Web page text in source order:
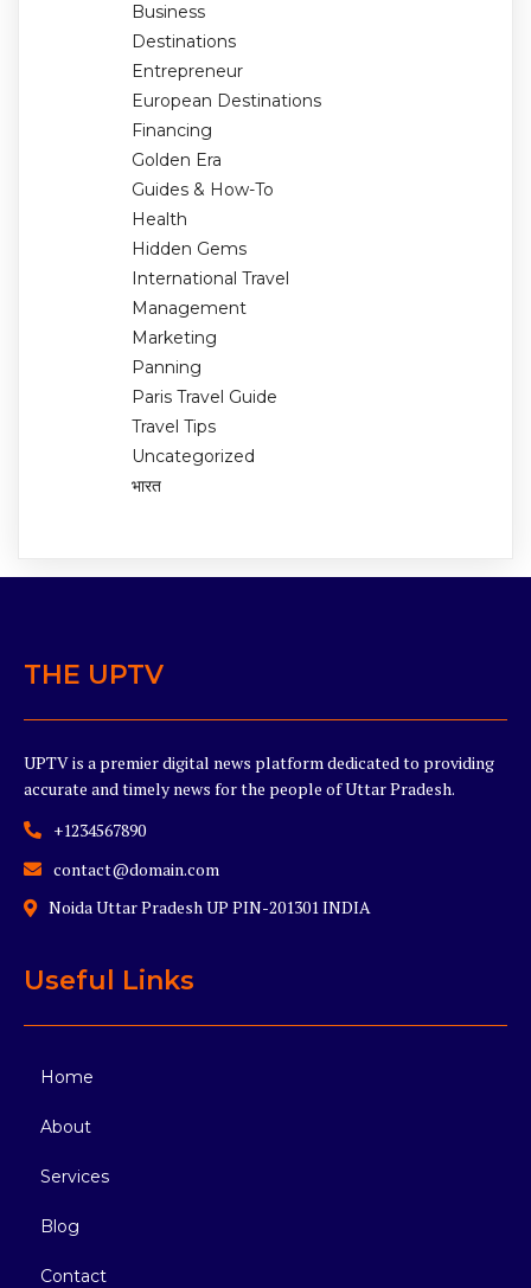
Business
Destinations
Entrepreneur
European Destinations
Financing
Golden Era
Guides & How-To
Health
Hidden Gems
International Travel
Management
Marketing
Panning
Paris Travel Guide
Travel Tips
Uncategorized
भारत
THE UPTV
UPTV is a premier digital news platform dedicated to providing
accurate and timely news for the people of Uttar Pradesh.
+1234567890
contact@domain.com
Noida Uttar Pradesh UP PIN-201301 INDIA
Useful Links
Home
About
Services
Blog
Contact